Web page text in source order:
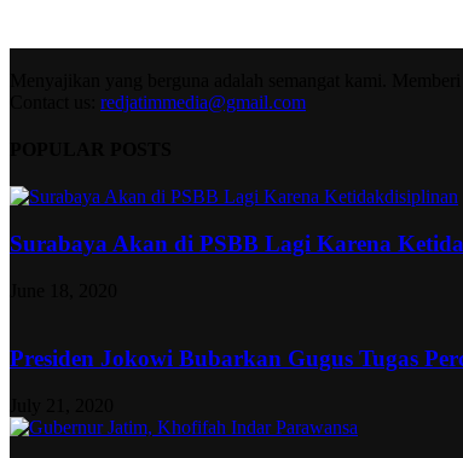
redjatimmedia@gmail.com
Surabaya Akan di PSBB Lagi Karena
Presiden Jokowi Bubarkan Gugus Tugas